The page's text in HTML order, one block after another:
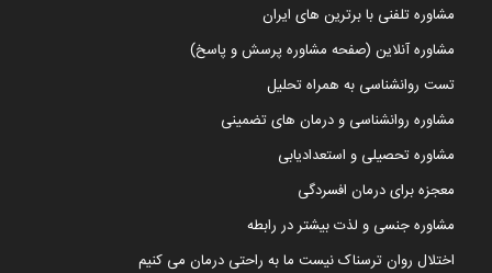
مشاوره تلفنی با برترین های ایران
مشاوره آنلاین (صفحه مشاوره پرسش و پاسخ)
تست روانشناسی به همراه تحلیل
مشاوره روانشناسی و درمان های تضمینی
مشاوره تحصیلی و استعدادیابی
معجزه برای درمان افسردگی
مشاوره جنسی و لذت بیشتر در رابطه
اختلال روان ترسناک نیست ما به راحتی درمان می کنیم